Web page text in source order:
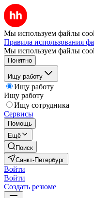
Мы используем файлы
Правила использования
Мы используем файлы
Понятно
Ищу работу
Ищу работу
Ищу работу
Ищу сотрудника
Сервисы
Помощь
Ещё
Поиск
Санкт-Петербург
Войти
Войти
Создать резюме